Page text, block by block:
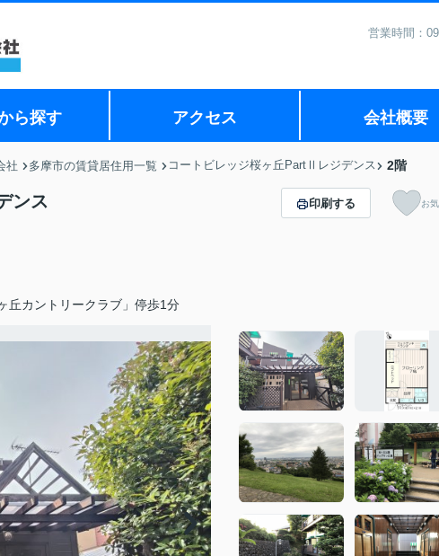
営業時間：
ら探す アクセス 会社概要
社 多摩市の賃貸居住用一覧 コートビレッジ桜ヶ丘PartⅡレジデンス 2階
ンス
丘カントリークラブ」停歩1分
印刷する お